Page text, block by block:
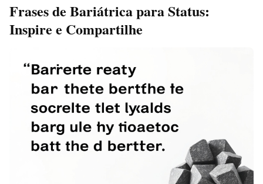
Frases de Bariátrica para Status:
Inspire e Compartilhe